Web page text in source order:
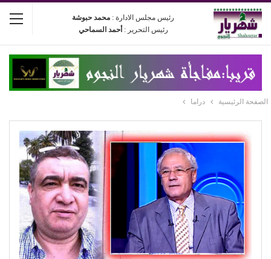
رئيس مجلس الادارة : محمد حبوشة
رئيس التحرير : أحمد السماحي
الصفحة الرئيسية دراما